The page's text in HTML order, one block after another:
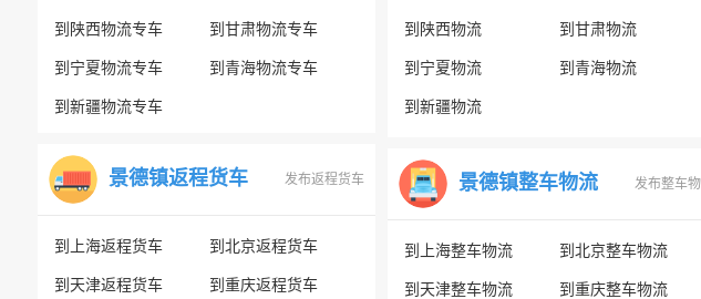
到陕西物流专车 到甘肃物流专车
到宁夏物流专车 到青海物流专车
到新疆物流专车
景德镇返程货车 发布返程货车
到上海返程货车 到北京返程货车
到天津返程货车 到重庆返程货车
到陕西物流 到甘肃物流
到宁夏物流 到青海物流
到新疆物流
景德镇整车物流 发布整车
到上海整车物流 到北京整车物流
到天津整车物流 到重庆整车物流